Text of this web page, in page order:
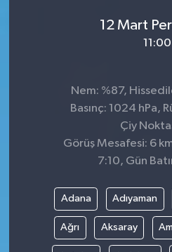
12 Mart
11:00
Nem: %87,
Basınç: 1024 hPa,
Çiy
Görüş Mesafesi: 6
7:10, Gün
Adana Adıyaman
Ağrı Aksaray